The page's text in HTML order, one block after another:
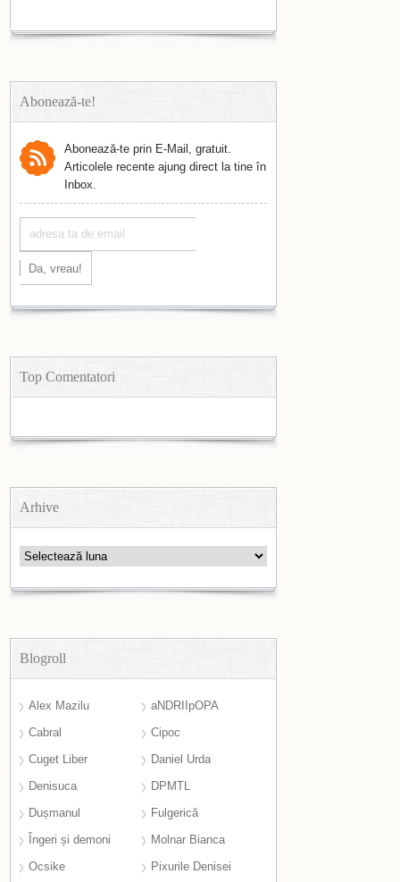
Abonează-te!
Abonează-te prin E-Mail, gratuit.
Articolele recente ajung direct la tine în
Inbox.
Top Comentatori
Arhive
Arhive
Blogroll
Alex Mazilu
aNDRIIpOPA
Cabral
Cipoc
Cuget Liber
Daniel Urda
Denisuca
DPMTL
Dușmanul
Fulgerică
Îngeri și demoni
Molnar Bianca
Ocsike
Pixurile Denisei